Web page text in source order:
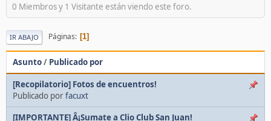
0 Miembros y 1 Visitante están viendo este foro.
IR ABAJO Páginas 1
Asunto/ Publicado por
[Recopilatorio] Fotos de encuentros!
Publicado porfacuxt
[IMPORTANTE] Â¡Sumate a Clio Club San Juan!